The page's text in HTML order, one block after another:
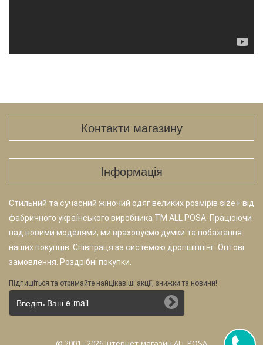
Контакти магазину
Iнформація
Стильний та сучасний жіночий одяг великих розмірів size+ від
фабричного українського виробника TM ALL POSA. Працюючи
над новими моделями, ми враховуємо думки та побажання
наших покупців. Співпраця за системою дропшіппінг. Оптові
замовлення. Роздрібні покупки.
Підпишіться та отримайте найцікавіші акції, знижки та новини!